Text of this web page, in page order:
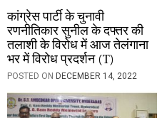
n
कांग्रेस पार्टी के चुनावी
रणनीतिकार सुनील के दफ्तर की
तलाशी के विरोध में आज तेलंगाना
भर में विरोध प्रदर्शन (T)
POSTED ON DECEMBER 14, 2022